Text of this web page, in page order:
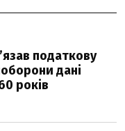
податкову
дані
років